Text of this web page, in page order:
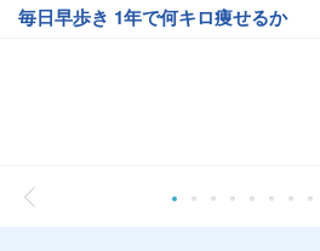
毎日早歩き 1年で何キロ痩せるか